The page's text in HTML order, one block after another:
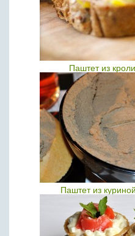
Паштет из
Паштет из